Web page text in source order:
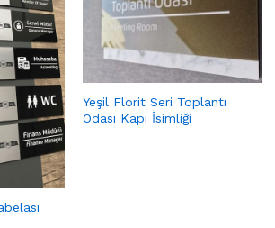
Yeşil Florit Seri Toplantı
Odası Kapı İsimliği